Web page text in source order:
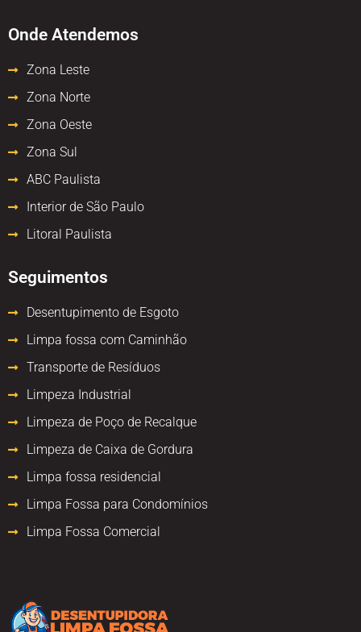
Onde Atendemos
Zona Leste
Zona Norte
Zona Oeste
Zona Sul
ABC Paulista
Interior de São Paulo
Litoral Paulista
Seguimentos
Desentupimento de Esgoto
Limpa fossa com Caminhão
Transporte de Resíduos
Limpeza Industrial
Limpeza de Poço de Recalque
Limpeza de Caixa de Gordura
Limpa fossa residencial
Limpa Fossa para Condomínios
Limpa Fossa Comercial